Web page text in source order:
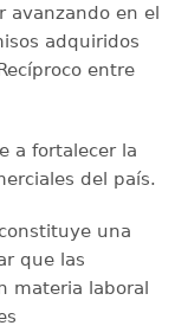
avanzando en el
adquiridos
entre
a fortalecer la
del país.
una
que las
materia laboral